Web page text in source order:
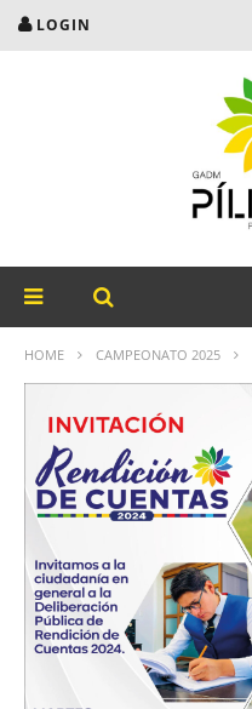
LOGIN
HOME CAMPEONATO 2025